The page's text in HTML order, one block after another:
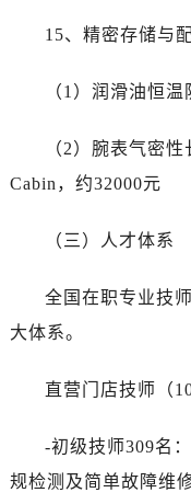
15、精密存储与
（1）润滑油恒
（2）腕表气密
Cabin，约32000元
（三）人才体系
全国在职专业技
大体系。
直营门店技师（
-初级技师309名
规检测及简单故障维